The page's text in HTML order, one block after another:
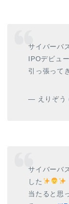
サイバーバ
IPOデビュ
引っ張って
— えりぞう
サイバーバ
した
当たると思